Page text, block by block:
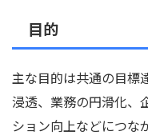
目的
主な目的は共通の目標
浸透、業務の円滑化、
ション向上などにつな